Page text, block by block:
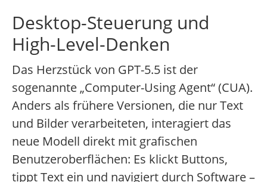
Desktop-Steuerung und
High-Level-Denken
Das Herzstück von GPT-5.5 ist der
sogenannte „Computer-Using Agent“ (CUA).
Anders als frühere Versionen, die nur Text
und Bilder verarbeiteten, interagiert das
neue Modell direkt mit grafischen
Benutzeroberflächen: Es klickt Buttons,
tippt Text ein und navigiert durch Software –